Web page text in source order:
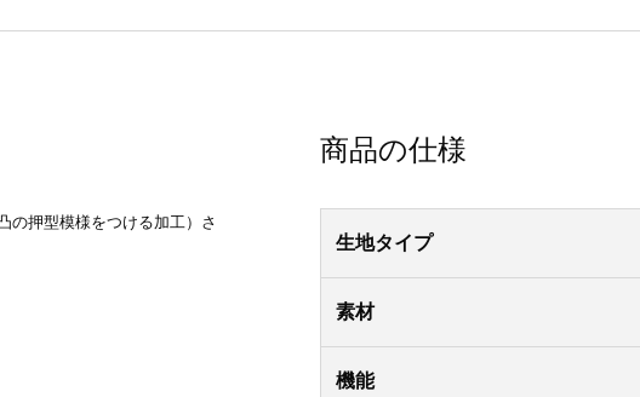
の押型模様をつける加工）さ
商品の仕様
生地タイプ
素材
機能